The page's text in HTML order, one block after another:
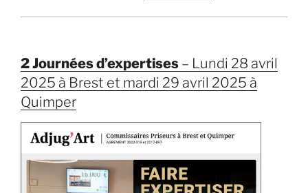
2 Journées d’expertises – Lundi 28 avril
2025 à Brest et mardi 29 avril 2025 à
Quimper